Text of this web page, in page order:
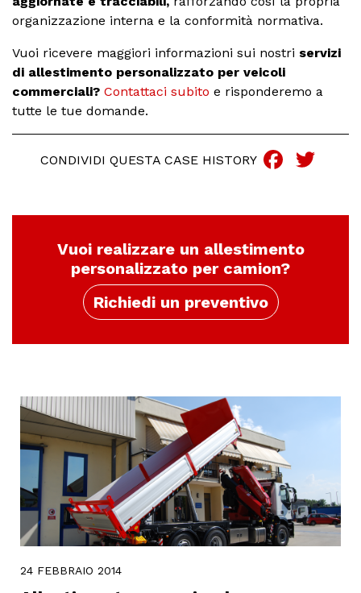
organizzazione interna e la conformità normativa.
Vuoi ricevere maggiori informazioni sui nostri servizi
di allestimento personalizzato per veicoli
commerciali? Contattaci subito e risponderemo a
tutte le tue domande.
CONDIVIDI QUESTA CASE HISTORY
Vuoi realizzare un allestimento
personalizzato per camion?
Richiedi un preventivo
24 FEBBRAIO 2014